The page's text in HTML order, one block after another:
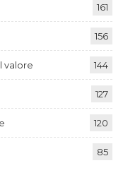
161
156
valore 144
127
120
85